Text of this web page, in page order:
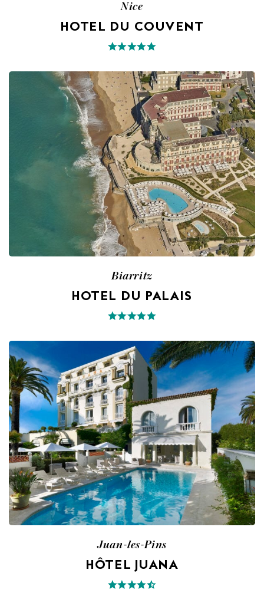
Nice
HOTEL DU COUVENT
Biarritz
HOTEL DU PALAIS
Juan-les-Pins
HÔTEL JUANA